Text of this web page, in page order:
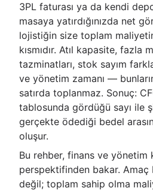
3PL faturası ya da kendi
masaya yatırdığınızda net
lojistiğin size toplam
kısmıdır. Atıl kapasite, fazla
tazminatları, stok sayım
ve yönetim zamanı —
satırda toplanmaz. Sonuç:
tablosunda gördüğü sayı ile
gerçekte ödediği bedel
oluşur.
Bu rehber, finans ve yönetim
perspektifinden bakar. Amaç
değil; toplam sahip olma